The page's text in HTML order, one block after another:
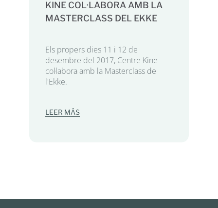
KINE COL·LABORA AMB LA
MASTERCLASS DEL EKKE
Els propers dies 11 i 12 de
desembre del 2017, Centre Kine
col·labora amb la Masterclass de
l'Ekke.
LEER MÁS